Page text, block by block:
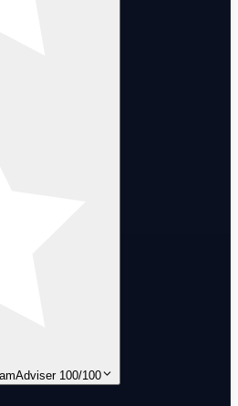
100/100